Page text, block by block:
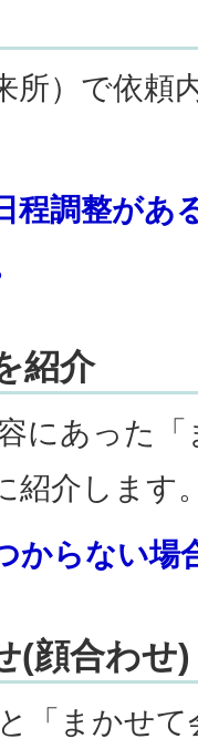
所）で依頼
程調整があ
紹介
にあった
紹介します
からない場
(顔合わせ)
「まかせ